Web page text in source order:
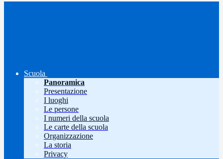
Scuola
Panoramica
Presentazione
I luoghi
Le persone
I numeri della scuola
Le carte della scuola
Organizzazione
La storia
Privacy